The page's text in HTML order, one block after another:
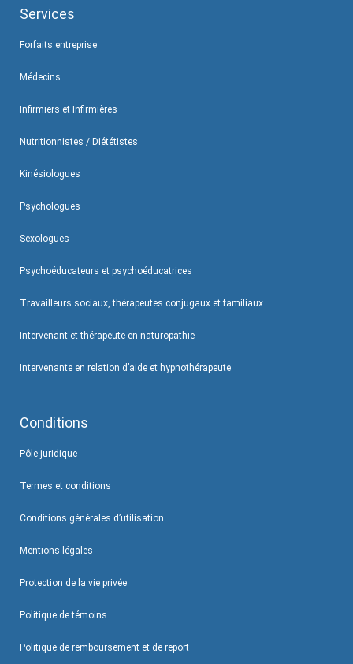
Services
Forfaits entreprise
Médecins
Infirmiers et Infirmières
Nutritionnistes / Diététistes
Kinésiologues
Psychologues
Sexologues
Psychoéducateurs et psychoéducatrices
Travailleurs sociaux, thérapeutes conjugaux et familiaux
Intervenant et thérapeute en naturopathie
Intervenante en relation d’aide et hypnothérapeute
Conditions
Pôle juridique
Termes et conditions
Conditions générales d’utilisation
Mentions légales
Protection de la vie privée
Politique de témoins
Politique de remboursement et de report